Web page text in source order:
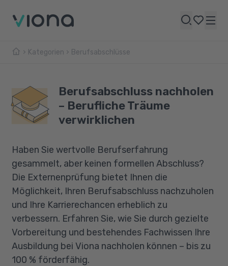
Kategorien Berufsabschlüsse
Berufsabschluss nachholen
– Berufliche Träume
verwirklichen
Haben Sie wertvolle Berufserfahrung
gesammelt, aber keinen formellen Abschluss?
Die Externenprüfung bietet Ihnen die
Möglichkeit, Ihren Berufsabschluss nachzuholen
und Ihre Karrierechancen erheblich zu
verbessern. Erfahren Sie, wie Sie durch gezielte
Vorbereitung und bestehendes Fachwissen Ihre
Ausbildung bei Viona nachholen können – bis zu
100 % förderfähig.